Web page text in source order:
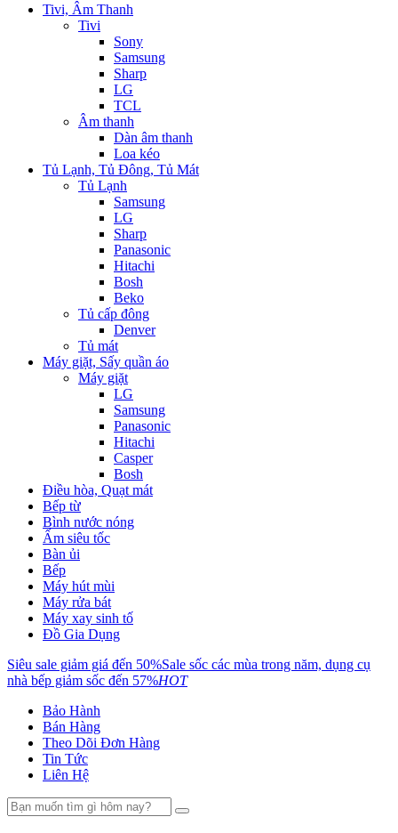
Tivi, Âm Thanh
Tivi
Sony
Samsung
Sharp
LG
TCL
Âm thanh
Dàn âm thanh
Loa kéo
Tủ Lạnh, Tủ Đông, Tủ Mát
Tủ Lạnh
Samsung
LG
Sharp
Panasonic
Hitachi
Bosh
Beko
Tủ cấp đông
Denver
Tủ mát
Máy giặt, Sấy quần áo
Máy giặt
LG
Samsung
Panasonic
Hitachi
Casper
Bosh
Điều hòa, Quạt mát
Bếp từ
Bình nước nóng
Ấm siêu tốc
Bàn ủi
Bếp
Máy hút mùi
Máy rửa bát
Máy xay sinh tố
Đồ Gia Dụng
Siêu sale giảm giá đến 50%Sale sốc các mùa trong năm, dụng cụ
nhà bếp giảm sốc đến 57%HOT
Bảo Hành
Bán Hàng
Theo Dõi Đơn Hàng
Tin Tức
Liên Hệ